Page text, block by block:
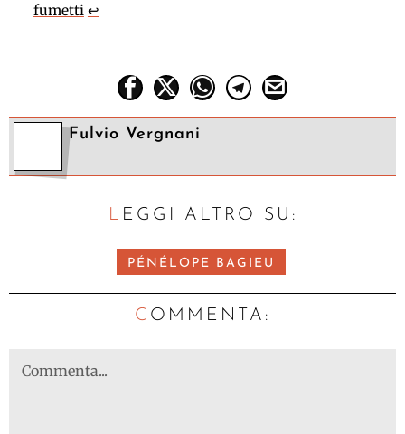
fumetti ↩
Fulvio Vergnani
LEGGI ALTRO SU:
PÉNÉLOPE BAGIEU
C OMMENTA: